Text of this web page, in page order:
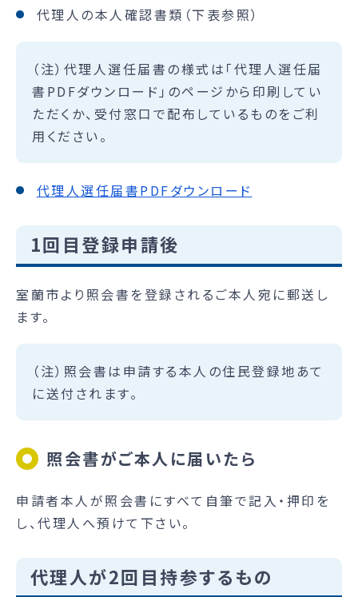
代理人の本人確認書類（下表参照）
（注）代理人選任届書の様式は「代理人選任届
書PDFダウンロード」のページから印刷してい
ただくか、受付窓口で配布しているものをご利
用ください。
代理人選任届書PDFダウンロード
1回目登録申請後
室蘭市より照会書を登録されるご本人宛に郵送し
ます。
（注）照会書は申請する本人の住民登録地あて
に送付されます。
照会書がご本人に届いたら
申請者本人が照会書にすべて自筆で記入・押印を
し、代理人へ預けて下さい。
代理人が2回目持参するもの